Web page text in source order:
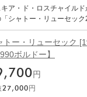
either on its own or
So, if you cannot keep
fruits, or age it for
Drink from 2025-2065.
Enthusiast：97 ポイント The floral w
great intensity,
botrytis. It is
This of course is
。まさにディケムらしいビ
CHATEAU D'YQUEM シャトー・ディケ
称：AOC. SAUTERNES
ラン・クリュ・クラッセ (
アルコール度数：
Cellar Insider：98 ポイント Taste
ア・ド・ロスチャイル
シャトー・リューセック2019」 ソーテ
ザインを打ち破るポッ
ーブグリーン色で、100%
抽象的な黄色の王冠をシ
い、球形のコルク栓をセ
ソーテルヌの代表とも言える存在、シャ
・ディケムの東側に位置
第一級のシャトー・リュ
トー・リューセック
ボルドー】
円
27,000 円